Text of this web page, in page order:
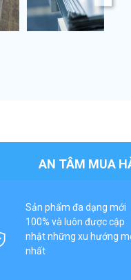
AN TÂM MUA
Sản phẩm đa dạng mới
100% và luôn được cập
nhật những xu hướng
nhất